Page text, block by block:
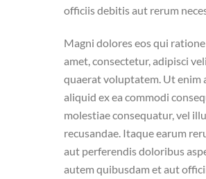
officiis debitis aut rerum
Magni dolores eos qui
amet, consectetur, adipisci
quaerat voluptatem. Ut enim
aliquid ex ea commodi
molestiae consequatur, vel
recusandae. Itaque earum
aut perferendis doloribus
autem quibusdam et aut